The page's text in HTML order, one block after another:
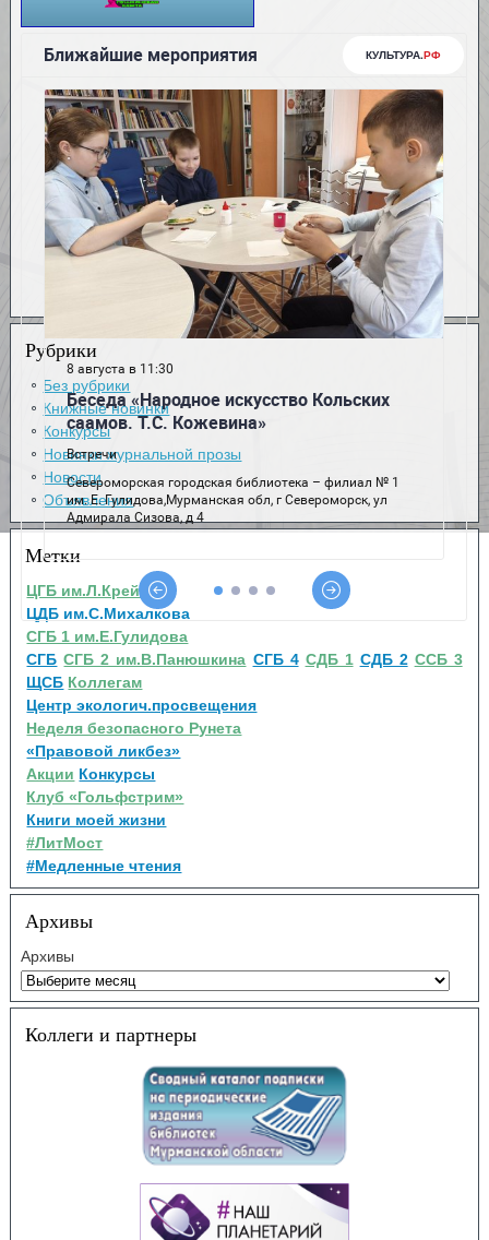
Рубрики
Без рубрики
Книжные новинки
Конкурсы
Новинки журнальной прозы
Новости
Объявления
Метки
ЦГБ им.Л.Крейна
ЦДБ им.С.Михалкова
СГБ 1 им.Е.Гулидова
СГБ СГБ 2 им.В.Панюшкина СГБ 4 СДБ 1 СДБ 2 ССБ 3
ЩСБ Коллегам
Центр экологич.просвещения
Неделя безопасного Рунета
«Правовой ликбез»
Акции Конкурсы
Клуб «Гольфстрим»
Книги моей жизни
#ЛитМост
#Медленные чтения
Архивы
Архивы
Коллеги и партнеры